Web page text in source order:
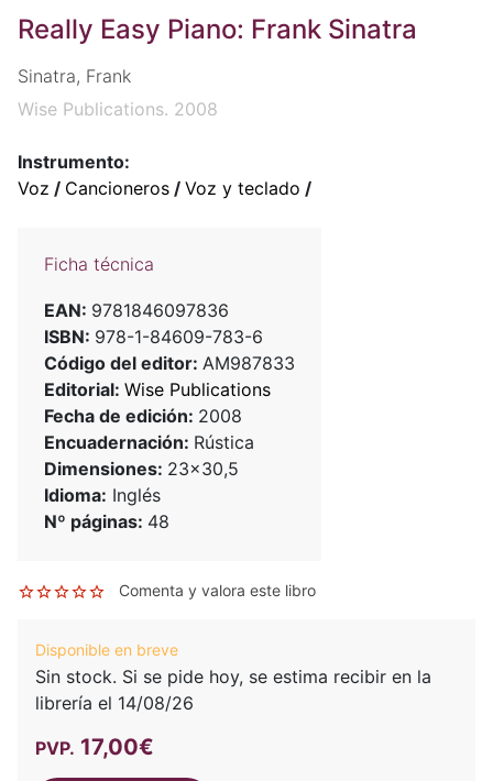
Really Easy Piano: Frank Sinatra
Sinatra, Frank
Wise Publications. 2008
Instrumento:
Voz / Cancioneros / Voz y teclado /
Ficha técnica
EAN: 9781846097836
ISBN: 978-1-84609-783-6
Código del editor: AM987833
Editorial: Wise Publications
Fecha de edición: 2008
Encuadernación: Rústica
Dimensiones: 23x30,5
Idioma: Inglés
Nº páginas: 48
Comenta y valora este libro
Disponible en breve
Sin stock. Si se pide hoy, se estima recibir en la
librería el 14/08/26
PVP. 17,00€